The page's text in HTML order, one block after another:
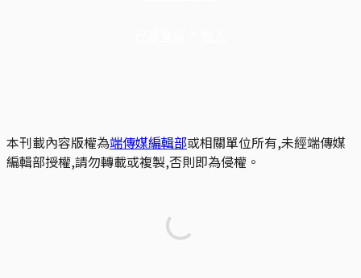
本刊載內容版權為端傳媒編輯部或相關單位所有,未經端傳媒
編輯部授權,請勿轉載或複製,否則即為侵權。